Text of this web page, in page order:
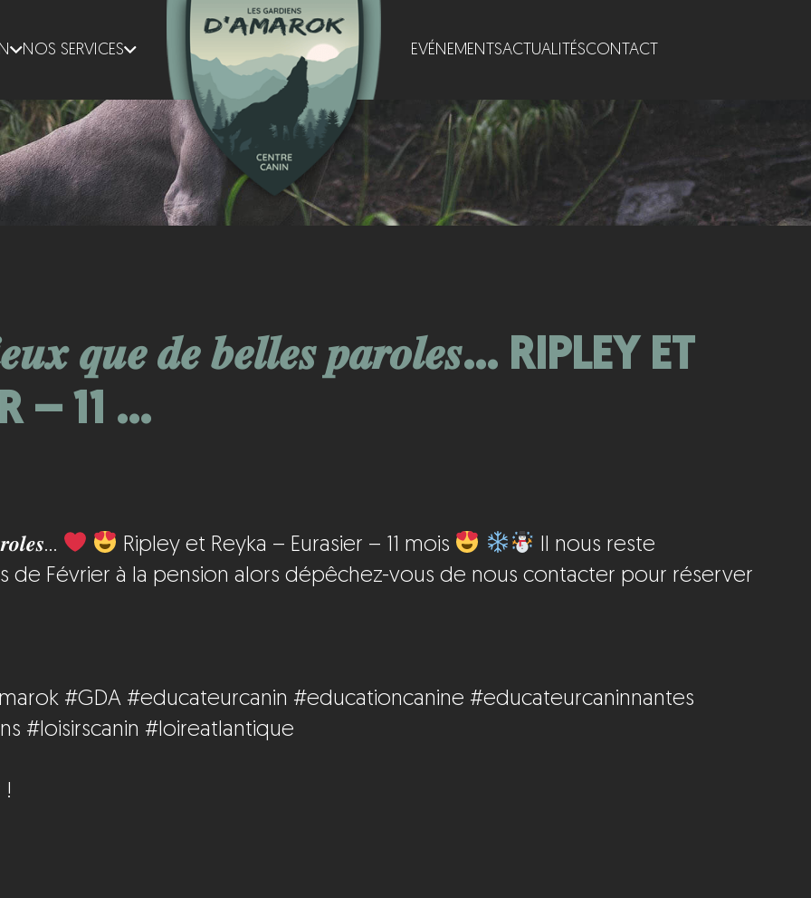
NOS SERVICES EVÉNEMENTSACTUALITÉSCONTACT
𝒒𝒖𝒆 𝒅𝒆 𝒃𝒆𝒍𝒍𝒆𝒔 𝒑𝒂𝒓𝒐𝒍𝒆𝒔… RIPLEY ET
– 11 …
Ripley et Reyka – Eurasier – 11 mois
Il nous reste
de Février à la pension alors dépêchez-vous de nous contacter pour réserver
#GDA #educateurcanin #educationcanine #educateurcaninnantes
#loisirscanin #loireatlantique
!